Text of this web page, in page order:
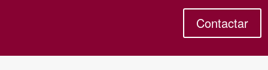
Contactar